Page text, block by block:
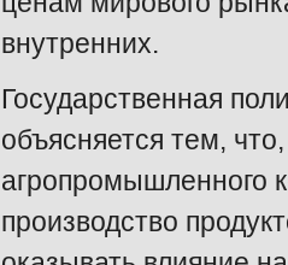
внутренних.
Государственная
объясняется тем,
агропромышленного
производство